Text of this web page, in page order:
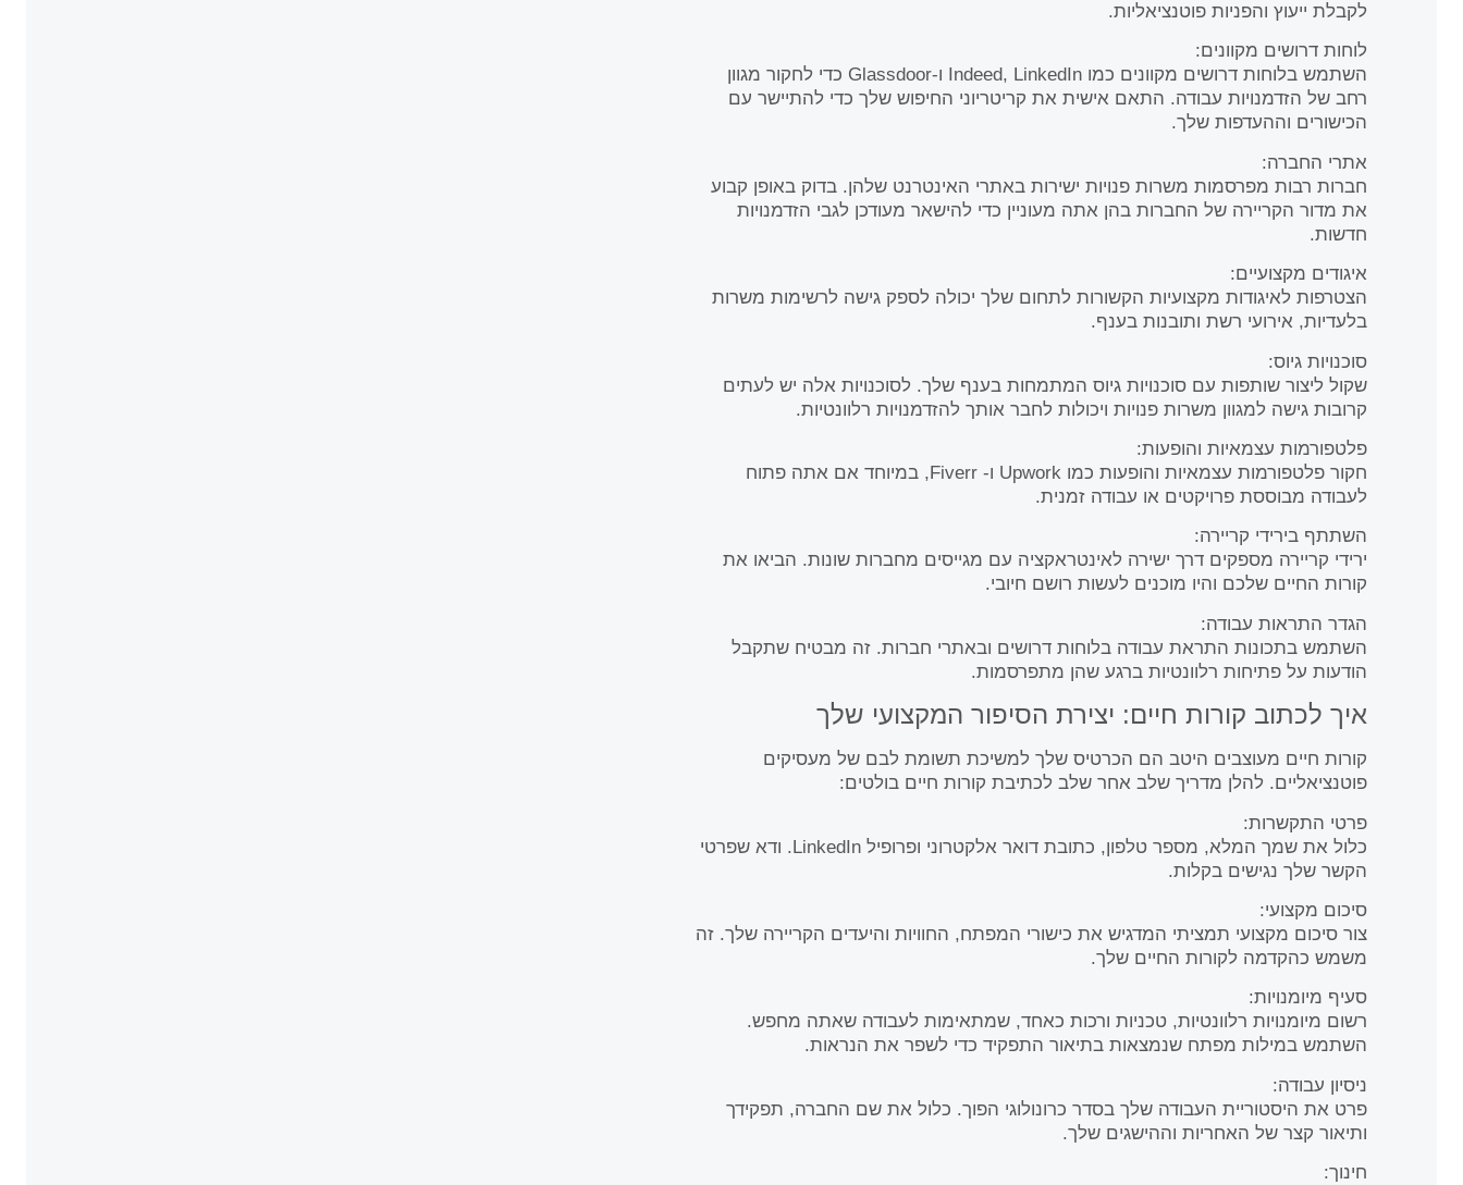
לקבלת ייעוץ והפניות פוטנציאליות.
לוחות דרושים מקוונים:
השתמש בלוחות דרושים מקוונים כמו Indeed, LinkedIn ו-Glassdoor כדי לחקור מגוון
רחב של הזדמנויות עבודה. התאם אישית את קריטריוני החיפוש שלך כדי להתיישר עם
הכישורים וההעדפות שלך.
אתרי החברה:
חברות רבות מפרסמות משרות פנויות ישירות באתרי האינטרנט שלהן. בדוק באופן קבוע
את מדור הקריירה של החברות בהן אתה מעוניין כדי להישאר מעודכן לגבי הזדמנויות
חדשות.
איגודים מקצועיים:
הצטרפות לאיגודות מקצועיות הקשורות לתחום שלך יכולה לספק גישה לרשימות משרות
בלעדיות, אירועי רשת ותובנות בענף.
סוכנויות גיוס:
שקול ליצור שותפות עם סוכנויות גיוס המתמחות בענף שלך. לסוכנויות אלה יש לעתים
קרובות גישה למגוון משרות פנויות ויכולות לחבר אותך להזדמנויות רלוונטיות.
פלטפורמות עצמאיות והופעות:
חקור פלטפורמות עצמאיות והופעות כמו Upwork ו- Fiverr, במיוחד אם אתה פתוח
לעבודה מבוססת פרויקטים או עבודה זמנית.
השתתף בירידי קריירה:
ירידי קריירה מספקים דרך ישירה לאינטראקציה עם מגייסים מחברות שונות. הביאו את
קורות החיים שלכם והיו מוכנים לעשות רושם חיובי.
הגדר התראות עבודה:
השתמש בתכונות התראת עבודה בלוחות דרושים ובאתרי חברות. זה מבטיח שתקבל
הודעות על פתיחות רלוונטיות ברגע שהן מתפרסמות.
איך לכתוב קורות חיים: יצירת הסיפור המקצועי שלך
קורות חיים מעוצבים היטב הם הכרטיס שלך למשיכת תשומת לבם של מעסיקים
פוטנציאליים. להלן מדריך שלב אחר שלב לכתיבת קורות חיים בולטים:
פרטי התקשרות:
כלול את שמך המלא, מספר טלפון, כתובת דואר אלקטרוני ופרופיל LinkedIn. ודא שפרטי
הקשר שלך נגישים בקלות.
סיכום מקצועי:
צור סיכום מקצועי תמציתי המדגיש את כישורי המפתח, החוויות והיעדים הקריירה שלך. זה
משמש כהקדמה לקורות החיים שלך.
סעיף מיומנויות:
רשום מיומנויות רלוונטיות, טכניות ורכות כאחד, שמתאימות לעבודה שאתה מחפש.
השתמש במילות מפתח שנמצאות בתיאור התפקיד כדי לשפר את הנראות.
ניסיון עבודה:
פרט את היסטוריית העבודה שלך בסדר כרונולוגי הפוך. כלול את שם החברה, תפקידך
ותיאור קצר של האחריות וההישגים שלך.
חינוך: